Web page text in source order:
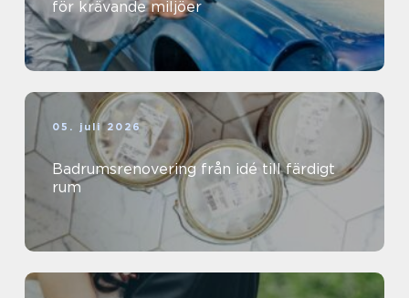
för krävande miljöer
05. juli 2026
Badrumsrenovering från idé till färdigt
rum